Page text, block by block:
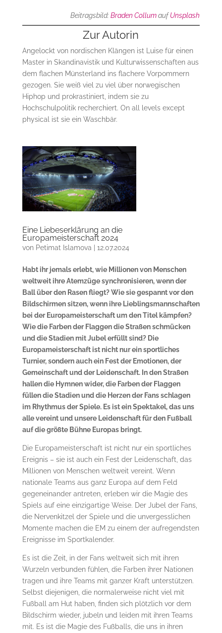
Beitragsbild:Braden CollumaufUnsplash
Zur Autorin
Angelockt von nordischen Klängen ist Luise für einen
Master in Skandinavistik und Kulturwissenschaften aus
dem flachen Münsterland ins flachere Vorpommern
gezogen. Sie weiß viel zu viel über norwegischen
Hiphop und prokrastiniert, indem sie zu
Hochschulpolitik recherchiert. On all levels except
physical ist sie ein Waschbär.
Eine Liebeserklärung an die
Europameisterschaft 2024
von Petimat Islamova 12.07.2024
Habt ihr jemals erlebt, wie Millionen von Menschen
weltweit ihre Atemzüge synchronisieren, wenn der
Ball über den Rasen fliegt? Wie sie gespannt vor den
Bildschirmen sitzen, wenn ihre Lieblingsmannschaften
bei der Europameisterschaft um den Titel kämpfen?
Wie die Farben der Flaggen die Straßen schmücken
und die Stadien mit Jubel erfüllt sind? Die
Europameisterschaft ist nicht nur ein sportliches
Turnier, sondern auch ein Fest der Emotionen, der
Gemeinschaft und der Leidenschaft. In den Straßen
hallen die Hymnen wider, die Farben der Flaggen
füllen die Stadien und die Herzen der Fans schlagen
im Rhythmus der Spiele. Es ist ein Spektakel, das uns
alle vereint und unsere Leidenschaft für den Fußball
auf die größte Bühne Europas bringt.
Die Europameisterschaft ist nicht nur ein sportliches
Ereignis – sie ist auch ein Fest der Leidenschaft, das
Millionen von Menschen weltweit vereint. Wenn
nationale Teams aus ganz Europa auf dem Feld
gegeneinander antreten, erleben wir die Magie des
Spiels auf eine einzigartige Weise. Der Jubel der Fans,
die Nervenkitzel der Spiele und die unvergesslichen
Momente machen die EM zu einem der aufregendsten
Ereignisse im Sportkalender.
Es ist die Zeit, in der Fans weltweit sich mit ihren
Wurzeln verbunden fühlen, die Farben ihrer Nationen
tragen und ihre Teams mit ganzer Kraft unterstützen.
Selbst diejenigen, die normalerweise nicht viel mit
Fußball am Hut haben, finden sich plötzlich vor dem
Bildschirm wieder, jubeln und leiden mit ihren Teams
mit. Es ist die Magie des Fußballs, die uns in ihren